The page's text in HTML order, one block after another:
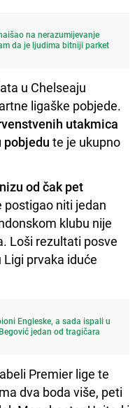
na nerazumijevanje
da je ljudima bitniji parket
u Chelseaju
ligaške pobjede.
utakmica
pobjedu te je ukupno
nizu od čak pet
postigao niti jedan
klubu nije
Loši rezultati posve
prvaka iduće
Engleske, a sada ispali u
jedan od tragičara
Premier lige te
dva boda više, peti